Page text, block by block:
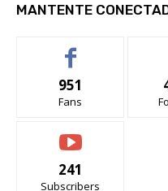
MANTENTE
951
Fans
241
Subscribers